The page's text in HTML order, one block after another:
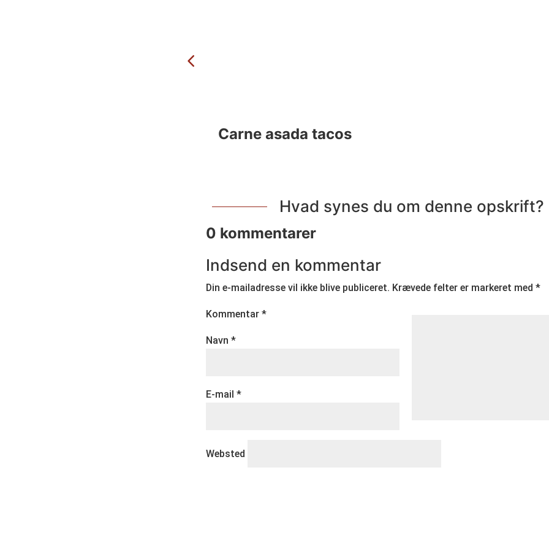
Carne asada tacos
Hvad synes du om denne opskrift?
0 kommentarer
Indsend en kommentar
Din e-mailadresse vil ikke blive publiceret. Krævede felter er markeret med *
Kommentar *
Navn *
E-mail *
Websted